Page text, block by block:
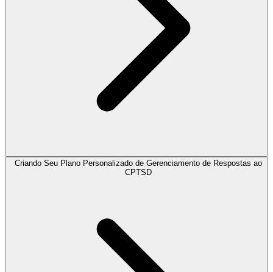
Criando Seu Plano Personalizado de Gerenciamento de Respostas ao
CPTSD